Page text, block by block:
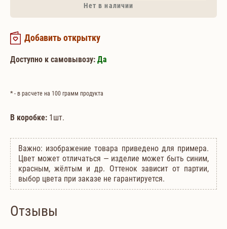
Нет в наличии
Добавить открытку
Доступно к самовывозу: Да
*- в расчете на 100 грамм продукта
В коробке: 1шт.
Важно: изображение товара приведено для примера.
Цвет может отличаться — изделие может быть синим,
красным, жёлтым и др. Оттенок зависит от партии,
выбор цвета при заказе не гарантируется.
Отзывы